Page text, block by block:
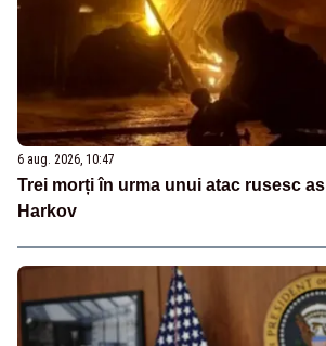
6 aug. 2026, 10:47
Trei morți în urma unui atac rusesc
Harkov